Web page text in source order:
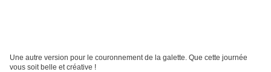
Une autre version pour le couronnement de la galette. Que cette journée
vous soit belle et créative !